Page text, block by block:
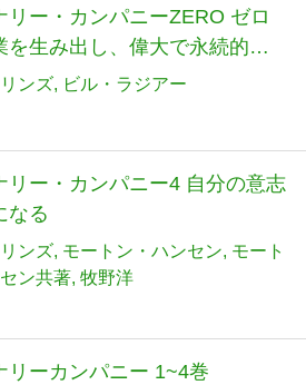
リー・カンパニーZERO ゼロ
を生み出し、偉大で永続的な
るンズ ビル・ラジアー
リー・カンパニー4 自分の意志
なる
ンズ モートン・ハンセン モート
ン共著 牧野洋
リーカンパニー 1~4巻